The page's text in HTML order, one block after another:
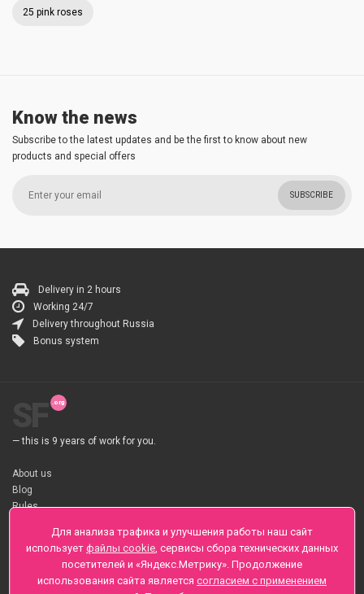
25 pink roses
Know the news
Subscribe to the latest updates and be the first to know about new
products and special offers
SUBSCRIBE
Delivery in 2 hours
Working 24/7
Delivery throughout Russia
Bonus system
— this is 9 years of work for you.
About us
Blog
Rules
About flower Delivery
Payment
Telegramm
Sankt-Peterburg, Zaozernaya 6
Для анализа трафика и улучшения работы наш сайт
использует файлы cookie, сервисы сбора технических данных
посетителей и «Яндекс.Метрику». Продолжение
использования сайта является согласием с применением